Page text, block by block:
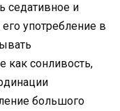
седативное и
употребление в
как сонливость,
большого